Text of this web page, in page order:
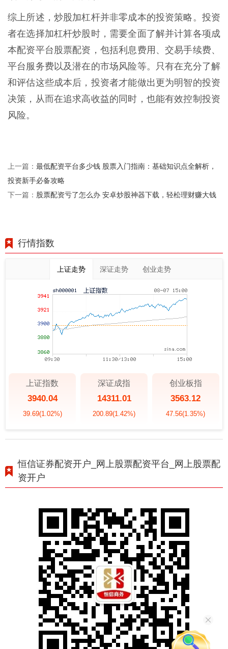
综上所述，炒股加杠杆并非零成本的投资策略。投资
者在选择加杠杆炒股时，需要全面了解并计算各项成
本配资平台股票配资，包括利息费用、交易手续费、
平台服务费以及潜在的市场风险等。只有在充分了解
和评估这些成本后，投资者才能做出更为明智的投资
决策，从而在追求高收益的同时，也能有效控制投资
风险。
上一篇： 最低配资平台多少钱 股票入门指南：基础知识点全解析，
投资新手必备攻略
下一篇： 股票配资亏了怎么办 安卓炒股神器下载，轻松理财赚大钱
行情指数
上证走势 深证走势 创业走势
上证指数
3940.04
39.69(1.02%)
深证成指
14311.01
200.89(1.42%)
创业板指
3563.12
47.56(1.35%)
恒信证券配资开户_网上股票配资平台_网上股票配
资开户